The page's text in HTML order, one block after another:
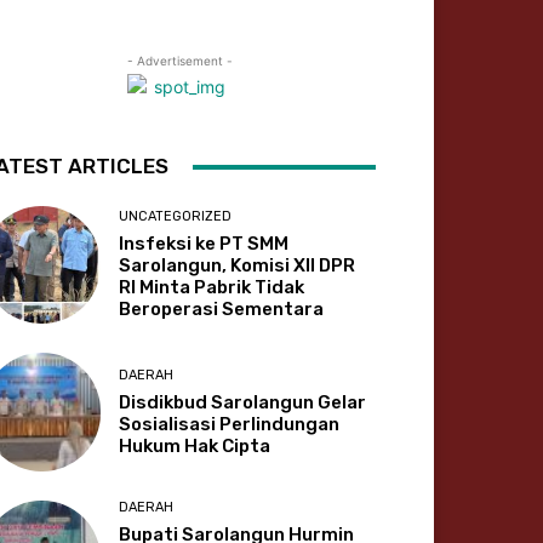
- Advertisement -
ARTICLES
UNCATEGORIZED
Insfeksi ke PT SMM
Sarolangun, Komisi XII DPR
RI Minta Pabrik Tidak
Beroperasi Sementara
DAERAH
Disdikbud Sarolangun Gelar
Sosialisasi Perlindungan
Hukum Hak Cipta
DAERAH
Bupati Sarolangun Hurmin